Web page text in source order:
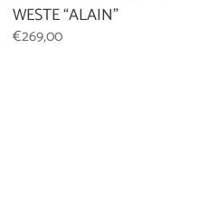
WESTE “ALAIN”
€269,00